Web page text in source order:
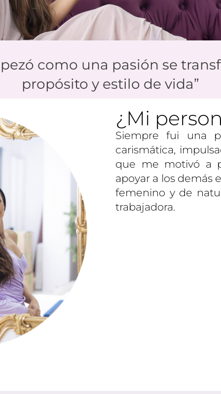
como una pasión se
propósito y estilo de vida”
¿Mi
Siempre fui una
carismática,
que me motivó a
apoyar a los demás
femenino y de
trabajadora.